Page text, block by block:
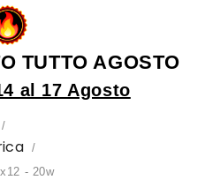
TUTTO AGOSTO
al 17 Agosto
- 20w